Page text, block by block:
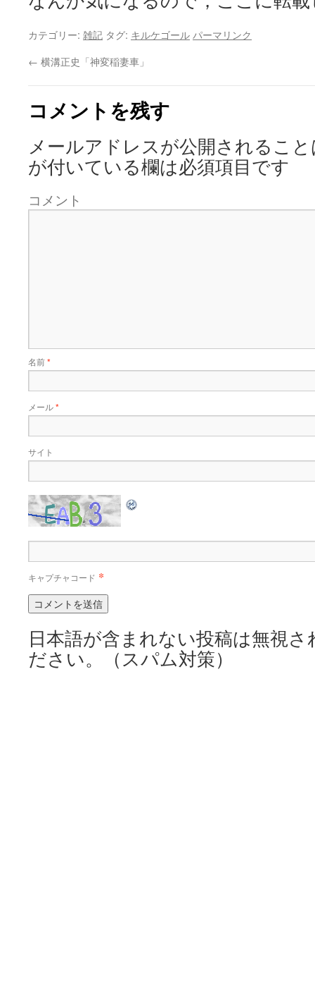
ッ
プカテゴリー: 雑記 タグ: キルケゴール パーマリンク
← 横溝正史「神変稲妻車」
コメントを残す
メールアドレスが公開されるこ
が付いている欄は必須項目です
コメント
名前*
メール*
サイト
キャプチャコード *
日本語が含まれない投稿は無視
ださい。（スパム対策）